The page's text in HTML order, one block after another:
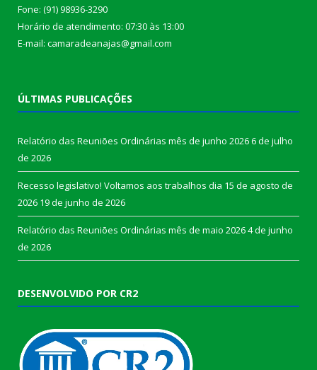
Fone: (91) 98936-3290
Horário de atendimento: 07:30 às 13:00
E-mail: camaradeanajas@gmail.com
ÚLTIMAS PUBLICAÇÕES
Relatório das Reuniões Ordinárias mês de junho 20266 de julho
de 2026
Recesso legislativo! Voltamos aos trabalhos dia 15 de agosto de
2026 19 de junho de 2026
Relatório das Reuniões Ordinárias mês de maio 20264 de junho
de 2026
DESENVOLVIDO POR CR2